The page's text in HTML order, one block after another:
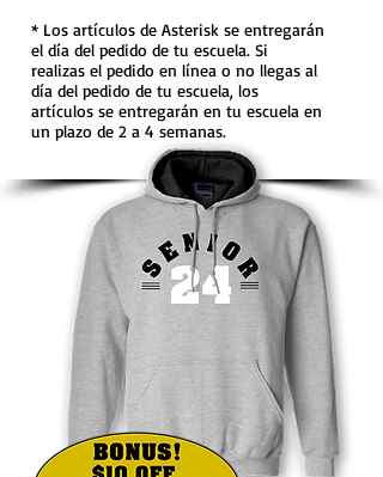
* Los artículos de Asterisk se entregarán
el día del pedido de tu escuela. Si
realizas el pedido en línea o no llegas al
día del pedido de tu escuela, los
artículos se entregarán en tu escuela en
un plazo de 2 a 4 semanas.